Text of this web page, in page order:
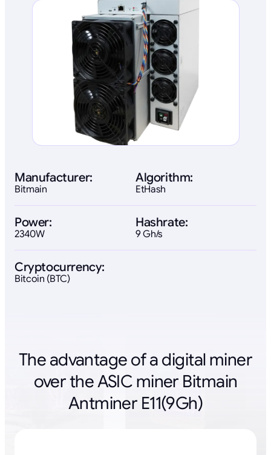
Manufacturer:
Bitmain
Algorithm:
EtHash
Power:
2340W
Hashrate:
9 Gh/s
Cryptocurrency:
Bitcoin (BTC)
The advantage of a digital miner
over the ASIC miner Bitmain
Antminer E11(9Gh)